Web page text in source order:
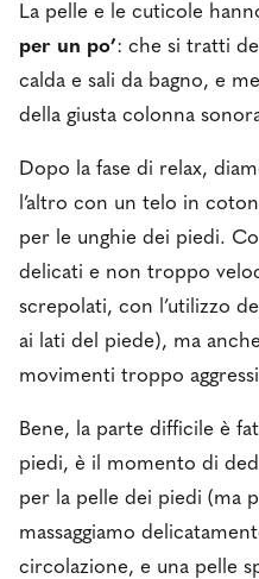
La pelle e le cuticole
per un po’: che si tratti
calda e sali da bagno, e
della giusta colonna
Dopo la fase di relax,
l’altro con un telo in
per le unghie dei piedi.
delicati e non troppo
screpolati, con l’utilizzo
ai lati del piede), ma
movimenti troppo
Bene, la parte difficile è
piedi, è il momento di
per la pelle dei piedi (ma
massaggiamo
circolazione, e una pelle